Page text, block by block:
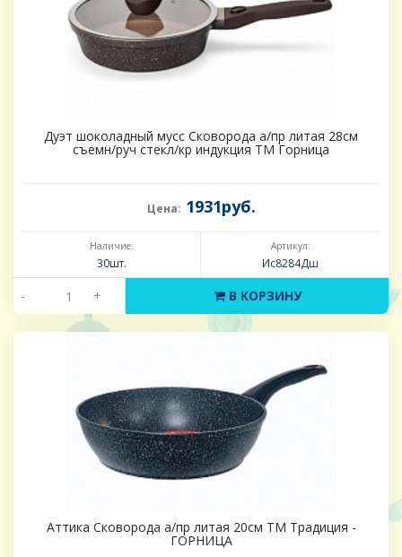
Дуэт шоколадный мусс Сковорода а/пр литая 28см
съемн/руч стекл/кр индукция ТМ Горница
Цена: 1931руб.
Наличие:
30шт.
Артикул:
Ис8284Дш
- + В КОРЗИНУ
Аттика Сковорода а/пр литая 20см ТМ Традиция -
ГОРНИЦА